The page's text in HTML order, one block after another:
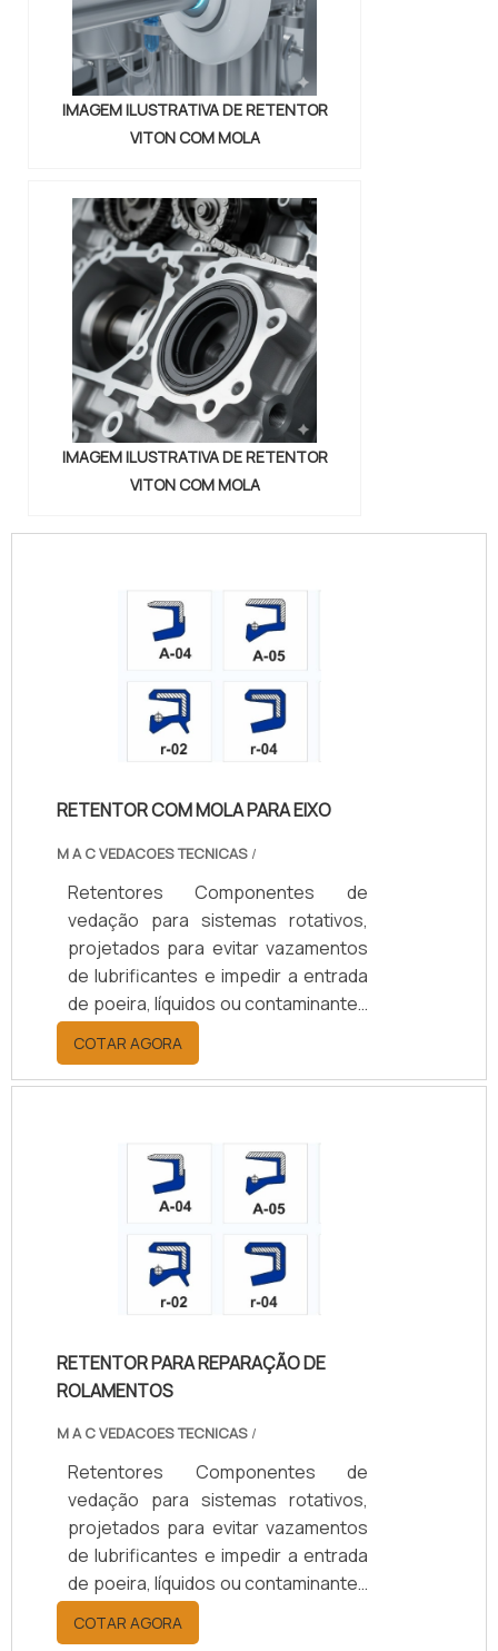
IMAGEM ILUSTRATIVA DE RETENTOR
VITON COM MOLA
IMAGEM ILUSTRATIVA DE RETENTOR
VITON COM MOLA
RETENTOR COM MOLA PARA EIXO
M A C VEDACOES TECNICAS /
Retentores Componentes de
vedação para sistemas rotativos,
projetados para evitar vazamentos
de lubrificantes e impedir a entrada
de poeira, líquidos ou contaminantes
em eixos e rolamentos. Disponíveis
em borracha nitrílica (NBR), Viton
(FKM), silicone, PTFE ou grafite,
+200°C, conforme o material.
Oferecem opções de vedação
simples ou dupla, com ou sem mola,
e diâmetros de 10 a 200 mm.
Aplicados em setores automotivo,
agrícola, naval, ferroviário e
industrial, aumentam a durabilidade
de manutenção e garantem
eficiência operacional.
COTAR AGORA
RETENTOR PARA REPARAÇÃO DE
ROLAMENTOS
M A C VEDACOES TECNICAS /
Retentores Componentes de
vedação para sistemas rotativos,
projetados para evitar vazamentos
de lubrificantes e impedir a entrada
de poeira, líquidos ou contaminantes
em eixos e rolamentos. Disponíveis
em borracha nitrílica (NBR), Viton
COTAR AGORA